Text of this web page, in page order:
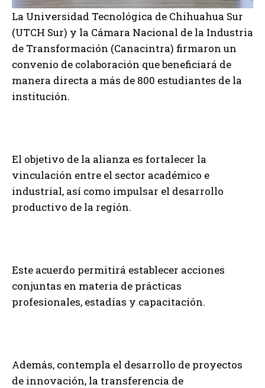
La Universidad Tecnológica de Chihuahua Sur
(UTCH Sur) y la Cámara Nacional de la Industria
de Transformación (Canacintra) firmaron un
convenio de colaboración que beneficiará de
manera directa a más de 800 estudiantes de la
institución.
El objetivo de la alianza es fortalecer la
vinculación entre el sector académico e
industrial, así como impulsar el desarrollo
productivo de la región.
Este acuerdo permitirá establecer acciones
conjuntas en materia de prácticas
profesionales, estadías y capacitación.
Además, contempla el desarrollo de proyectos
de innovación, la transferencia de